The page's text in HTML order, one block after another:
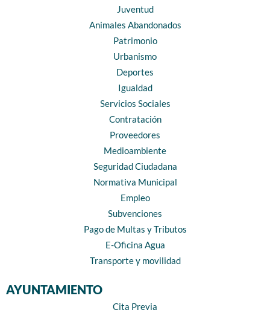
Juventud
Animales Abandonados
Patrimonio
Urbanismo
Deportes
Igualdad
Servicios Sociales
Contratación
Proveedores
Medioambiente
Seguridad Ciudadana
Normativa Municipal
Empleo
Subvenciones
Pago de Multas y Tributos
E-Oficina Agua
Transporte y movilidad
AYUNTAMIENTO
Cita Previa